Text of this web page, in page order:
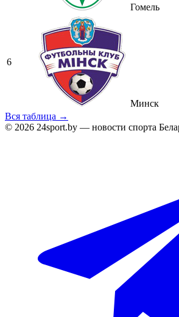
Гомель
6
Минск
Вся таблица →
© 2026 24sport.by — новости спорта